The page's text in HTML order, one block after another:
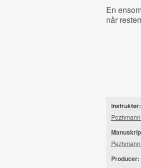
En
når
Instruktør:
Producer: